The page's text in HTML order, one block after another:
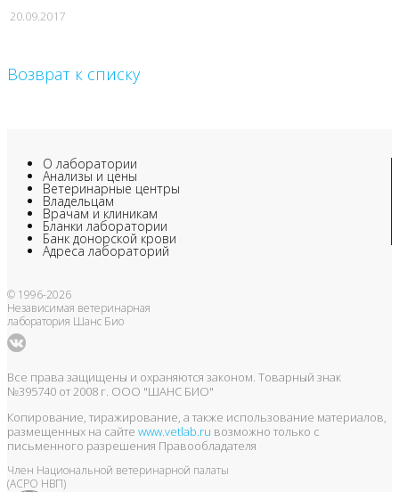
20.09.2017
Возврат к списку
О лаборатории
Анализы и цены
Ветеринарные центры
Владельцам
Врачам и клиникам
Бланки лаборатории
Банк донорской крови
Адреса лабораторий
© 1996-2026
Независимая ветеринарная
лаборатория Шанс Био
Все права защищены и охраняются законом. Товарный знак
№395740 от 2008 г. ООО "ШАНС БИО"
Копирование, тиражирование, а также использование материалов,
размещенных на сайте www.vetlab.ru возможно только с
письменного разрешения Правообладателя
Член Национальной ветеринарной палаты
(АСРО НВП)